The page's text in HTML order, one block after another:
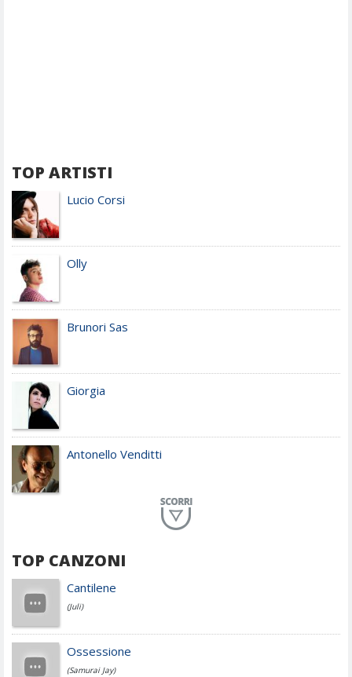
TOP ARTISTI
Lucio Corsi
Olly
Brunori Sas
Giorgia
Antonello Venditti
Achille Lauro
Cesare Cremonini
TOP CANZONI
Cantilene
(Juli)
Ossessione
(Samurai Jay)